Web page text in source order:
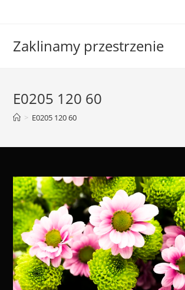
Zaklinamy przestrzenie
E0205 120 60
> E0205 120 60